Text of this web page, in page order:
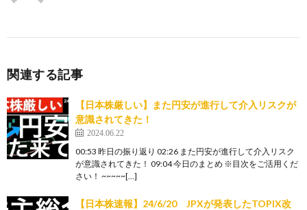
関連する記事
【日本株厳しい】また円安が進行して介入リスクが
意識されてきた！
2024.06.22
00:53 昨日の振り返り 02:26 また円安が進行して介入リスク
が意識されてきた！ 09:04 今日のまとめ ※目次をご活用くだ
さい！ ~~~~~[…]
【日本株速報】24/6/20 JPXが発表したTOPIX改